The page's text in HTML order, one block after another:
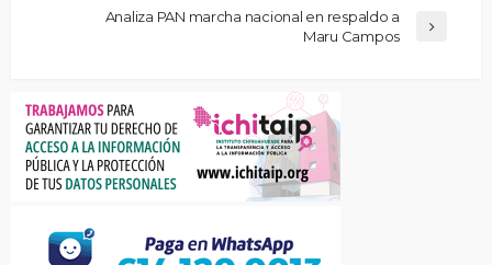
Analiza PAN marcha nacional en respaldo a
Maru Campos